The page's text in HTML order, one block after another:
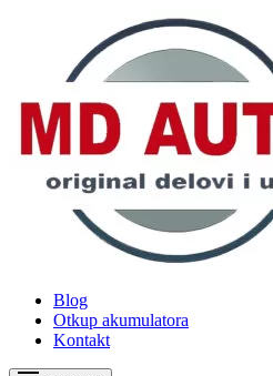
Blog
Otkup akumulatora
Kontakt